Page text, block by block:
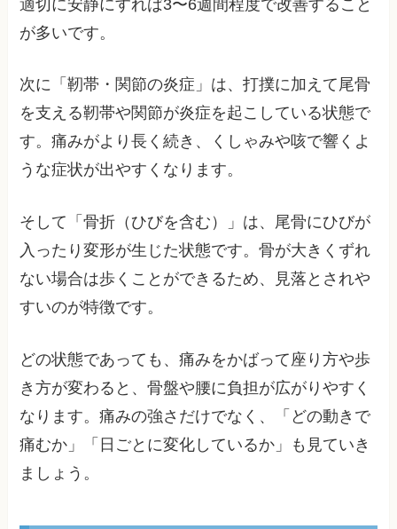
適切に安静にすれば3〜6週間程度で改善すること
が多いです。
次に「靭帯・関節の炎症」は、打撲に加えて尾骨
を支える靭帯や関節が炎症を起こしている状態で
す。痛みがより長く続き、くしゃみや咳で響くよ
うな症状が出やすくなります。
そして「骨折（ひびを含む）」は、尾骨にひびが
入ったり変形が生じた状態です。骨が大きくずれ
ない場合は歩くことができるため、見落とされや
すいのが特徴です。
どの状態であっても、痛みをかばって座り方や歩
き方が変わると、骨盤や腰に負担が広がりやすく
なります。痛みの強さだけでなく、「どの動きで
痛むか」「日ごとに変化しているか」も見ていき
ましょう。